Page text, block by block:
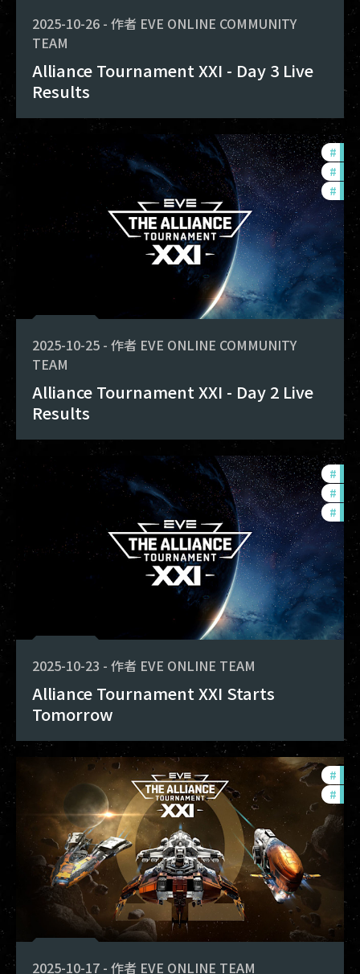
2025-10-26 - 作者 EVE ONLINE COMMUNITY
TEAM
Alliance Tournament XXI - Day 3 Live
Results
#
#
# pvp
2025-10-25 - 作者 EVE ONLINE COMMUNITY
TEAM
Alliance Tournament XXI - Day 2 Live
Results
#
#
#
2025-10-23 - 作者 EVE ONLINE TEAM
Alliance Tournament XXI Starts
Tomorrow
#
#
2025-10-17 - 作者 EVE ONLINE TEAM